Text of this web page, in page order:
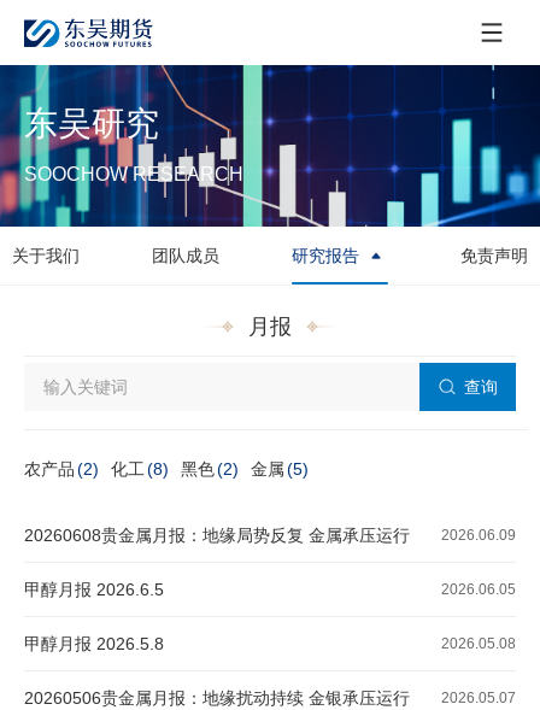
东吴研究
SOOCHOW RESEARCH
关于我们 团队成员 研究报告 免责声明
月报
查询
农产品(2) 化工(8) 黑色(2) 金属(5)
20260608贵金属月报：地缘局势反复 金属承压运行 2026.06.09
甲醇月报 2026.6.5 2026.06.05
甲醇月报 2026.5.8 2026.05.08
20260506贵金属月报：地缘扰动持续 金银承压运行 2026.05.07